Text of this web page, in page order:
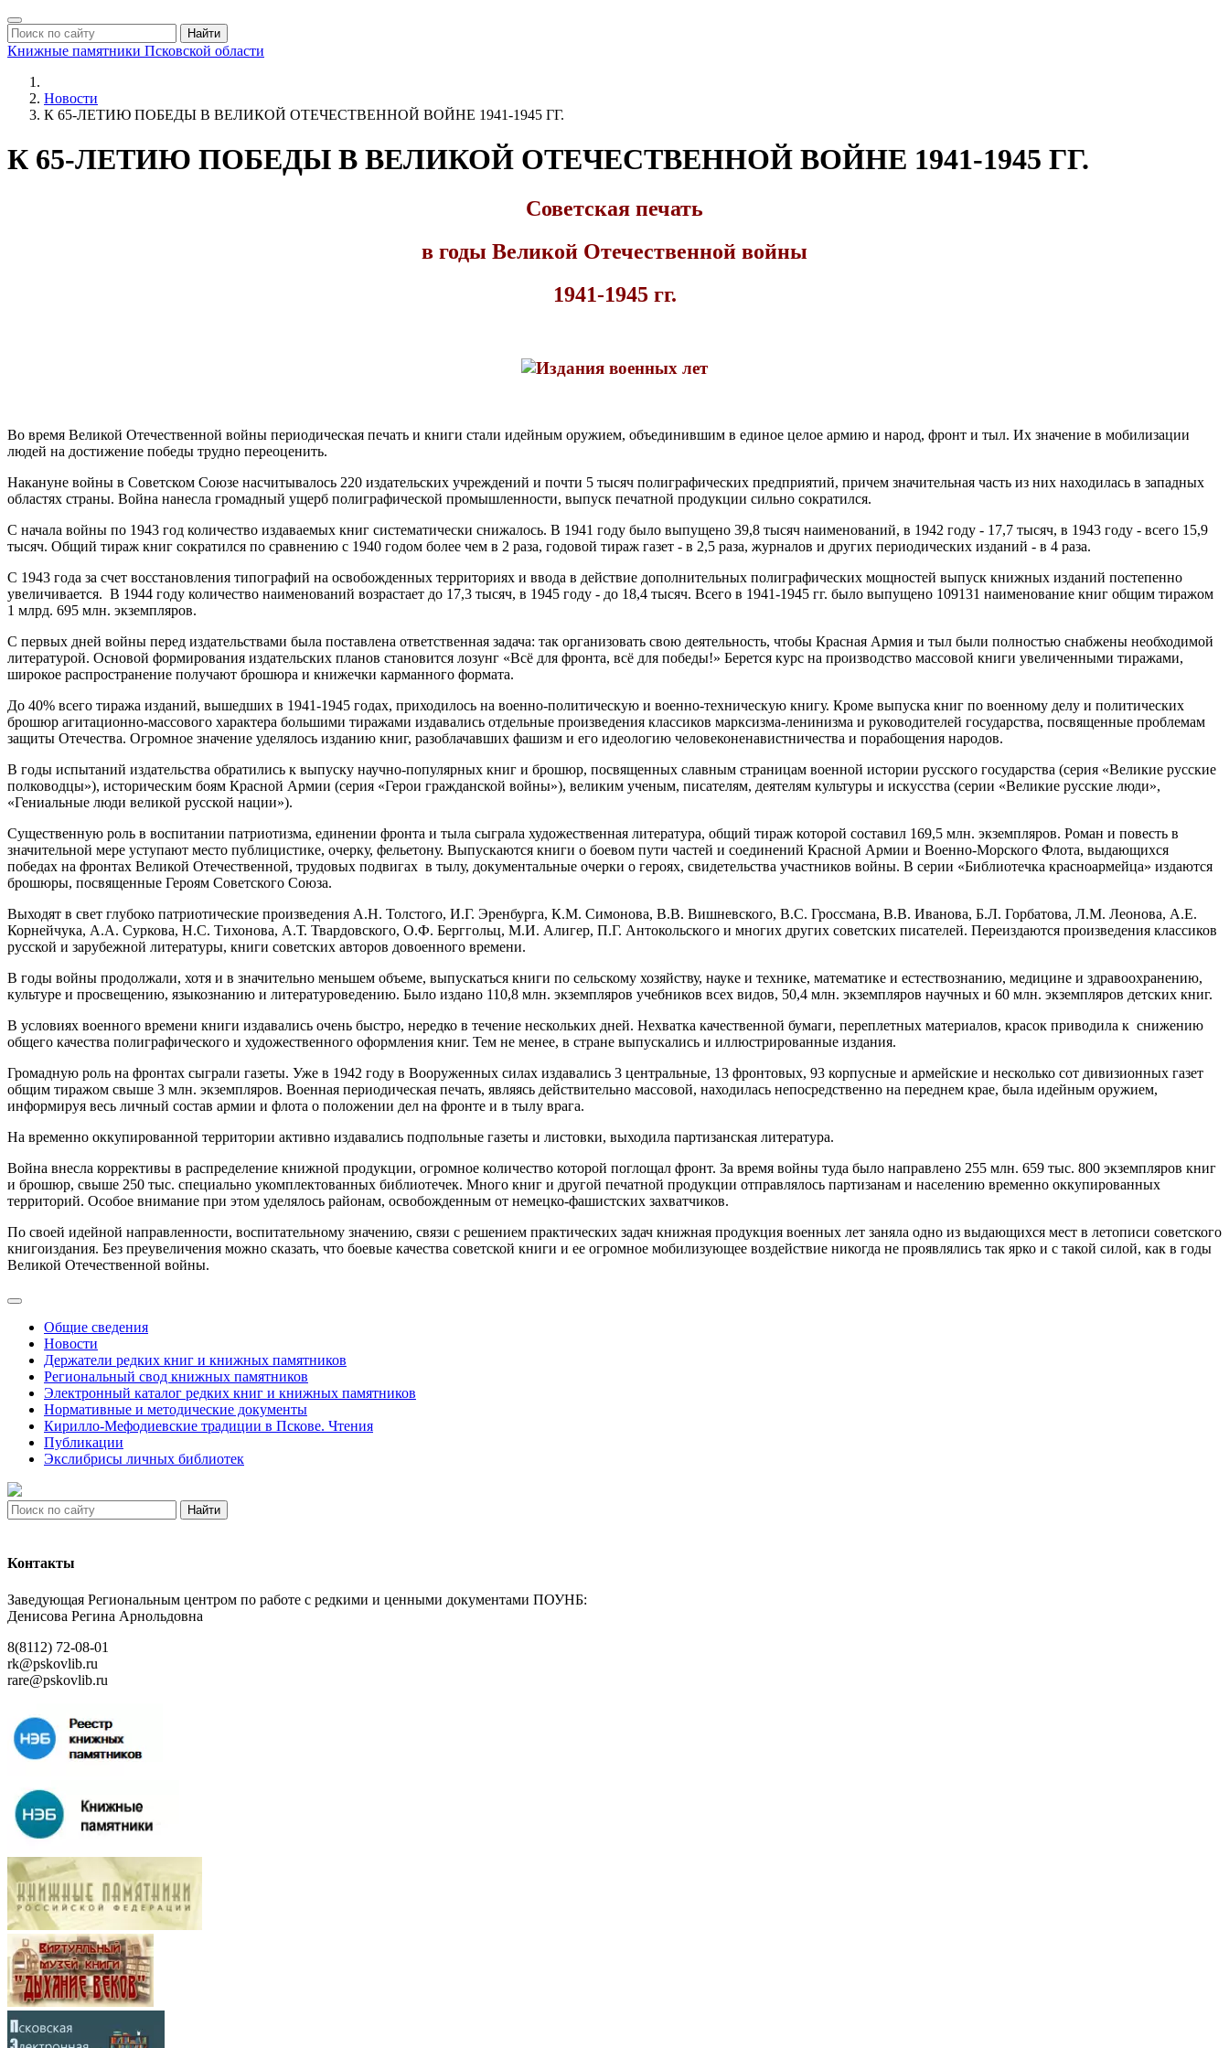
Найти
Книжные памятники Псковской области
Новости
К 65-ЛЕТИЮ ПОБЕДЫ В ВЕЛИКОЙ ОТЕЧЕСТВЕННОЙ ВОЙНЕ 1941-1945 ГГ.
К 65-ЛЕТИЮ ПОБЕДЫ В ВЕЛИКОЙ ОТЕЧЕСТВЕННОЙ ВОЙНЕ 1941-1945 ГГ.
Советская печать
в годы Великой Отечественной войны
1941-1945 гг.
Во время Великой Отечественной войны периодическая печать и книги стали идейным оружием, объединившим в единое целое армию и народ, фронт и тыл. Их значение в мобилизации
людей на достижение победы трудно переоценить.
Накануне войны в Советском Союзе насчитывалось 220 издательских учреждений и почти 5 тысяч полиграфических предприятий, причем значительная часть из них находилась в западных
областях страны. Война нанесла громадный ущерб полиграфической промышленности, выпуск печатной продукции сильно сократился.
С начала войны по 1943 год количество издаваемых книг систематически снижалось. В 1941 году было выпущено 39,8 тысяч наименований, в 1942 году - 17,7 тысяч, в 1943 году - всего 15,9
тысяч. Общий тираж книг сократился по сравнению с 1940 годом более чем в 2 раза, годовой тираж газет - в 2,5 раза, журналов и других периодических изданий - в 4 раза.
С 1943 года за счет восстановления типографий на освобожденных территориях и ввода в действие дополнительных полиграфических мощностей выпуск книжных изданий постепенно
увеличивается. В 1944 году количество наименований возрастает до 17,3 тысяч, в 1945 году - до 18,4 тысяч. Всего в 1941-1945 гг. было выпущено 109131 наименование книг общим тиражом
1 млрд. 695 млн. экземпляров.
С первых дней войны перед издательствами была поставлена ответственная задача: так организовать свою деятельность, чтобы Красная Армия и тыл были полностью снабжены необходимой
литературой. Основой формирования издательских планов становится лозунг «Всё для фронта, всё для победы!» Берется курс на производство массовой книги увеличенными тиражами,
широкое распространение получают брошюра и книжечки карманного формата.
До 40% всего тиража изданий, вышедших в 1941-1945 годах, приходилось на военно-политическую и военно-техническую книгу. Кроме выпуска книг по военному делу и политических
брошюр агитационно-массового характера большими тиражами издавались отдельные произведения классиков марксизма-ленинизма и руководителей государства, посвященные проблемам
защиты Отечества. Огромное значение уделялось изданию книг, разоблачавших фашизм и его идеологию человеконенавистничества и порабощения народов.
В годы испытаний издательства обратились к выпуску научно-популярных книг и брошюр, посвященных славным страницам военной истории русского государства (серия «Великие русские
полководцы»), историческим боям Красной Армии (серия «Герои гражданской войны»), великим ученым, писателям, деятелям культуры и искусства (серии «Великие русские люди»,
«Гениальные люди великой русской нации»).
Существенную роль в воспитании патриотизма, единении фронта и тыла сыграла художественная литература, общий тираж которой составил 169,5 млн. экземпляров. Роман и повесть в
значительной мере уступают место публицистике, очерку, фельетону. Выпускаются книги о боевом пути частей и соединений Красной Армии и Военно-Морского Флота, выдающихся
победах на фронтах Великой Отечественной, трудовых подвигах в тылу, документальные очерки о героях, свидетельства участников войны. В серии «Библиотечка красноармейца» издаются
брошюры, посвященные Героям Советского Союза.
Выходят в свет глубоко патриотические произведения А.Н. Толстого, И.Г. Эренбурга, К.М. Симонова, В.В. Вишневского, В.С. Гроссмана, В.В. Иванова, Б.Л. Горбатова, Л.М. Леонова, А.Е.
Корнейчука, А.А. Суркова, Н.С. Тихонова, А.Т. Твардовского, О.Ф. Берггольц, М.И. Алигер, П.Г. Антокольского и многих других советских писателей. Переиздаются произведения классиков
русской и зарубежной литературы, книги советских авторов довоенного времени.
В годы войны продолжали, хотя и в значительно меньшем объеме, выпускаться книги по сельскому хозяйству, науке и технике, математике и естествознанию, медицине и здравоохранению,
культуре и просвещению, языкознанию и литературоведению. Было издано 110,8 млн. экземпляров учебников всех видов, 50,4 млн. экземпляров научных и 60 млн. экземпляров детских книг.
В условиях военного времени книги издавались очень быстро, нередко в течение нескольких дней. Нехватка качественной бумаги, переплетных материалов, красок приводила к снижению
общего качества полиграфического и художественного оформления книг. Тем не менее, в стране выпускались и иллюстрированные издания.
Громадную роль на фронтах сыграли газеты. Уже в 1942 году в Вооруженных силах издавались 3 центральные, 13 фронтовых, 93 корпусные и армейские и несколько сот дивизионных газет
общим тиражом свыше 3 млн. экземпляров. Военная периодическая печать, являясь действительно массовой, находилась непосредственно на переднем крае, была идейным оружием,
информируя весь личный состав армии и флота о положении дел на фронте и в тылу врага.
На временно оккупированной территории активно издавались подпольные газеты и листовки, выходила партизанская литература.
Война внесла коррективы в распределение книжной продукции, огромное количество которой поглощал фронт. За время войны туда было направлено 255 млн. 659 тыс. 800 экземпляров книг
и брошюр, свыше 250 тыс. специально укомплектованных библиотечек. Много книг и другой печатной продукции отправлялось партизанам и населению временно оккупированных
территорий. Особое внимание при этом уделялось районам, освобожденным от немецко-фашистских захватчиков.
По своей идейной направленности, воспитательному значению, связи с решением практических задач книжная продукция военных лет заняла одно из выдающихся мест в летописи советского
книгоиздания. Без преувеличения можно сказать, что боевые качества советской книги и ее огромное мобилизующее воздействие никогда не проявлялись так ярко и с такой силой, как в годы
Великой Отечественной войны.
Общие сведения
Новости
Держатели редких книг и книжных памятников
Региональный свод книжных памятников
Электронный каталог редких книг и книжных памятников
Нормативные и методические документы
Кирилло-Мефодиевские традиции в Пскове. Чтения
Публикации
Экслибрисы личных библиотек
Найти
Контакты
Заведующая Региональным центром по работе с редкими и ценными документами ПОУНБ:
Денисова Регина Арнольдовна
8(8112) 72-08-01
rk@pskovlib.ru
rare@pskovlib.ru